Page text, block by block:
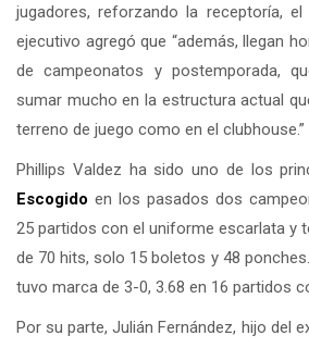
jugadores, reforzando la receptoría,
ejecutivo agregó que “además, llegan
de campeonatos y postemporada,
sumar mucho en la estructura actual
terreno de juego como en el clubhouse.”
Phillips Valdez ha sido uno de los
Escogido en los pasados dos
25 partidos con el uniforme escarlata y
de 70 hits, solo 15 boletos y 48
tuvo marca de 3-0, 3.68 en 16 partidos
Por su parte, Julián Fernández, hijo del